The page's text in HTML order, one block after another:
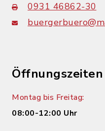
0931 46862-30
Öffnungszeiten
Montag bis Freitag:
08:00-12:00 Uhr